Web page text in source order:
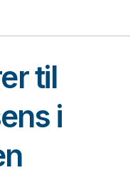
til
i